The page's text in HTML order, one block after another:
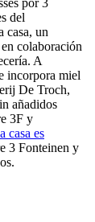
por 3
del
casa, un
colaboración
A
incorpora miel
De Troch,
añadidos
3F y
casa es
3 Fonteinen y